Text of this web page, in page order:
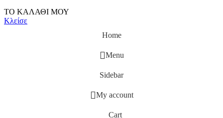
ΤΟ ΚΑΛΑΘΙ ΜΟΥ
Κλείσε
Home
Menu
Sidebar
My account
Cart